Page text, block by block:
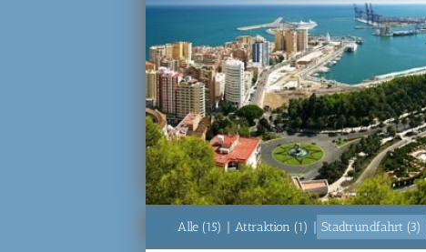
Alle (15) | Attraktion (1) | Stadtrundfahrt (3)